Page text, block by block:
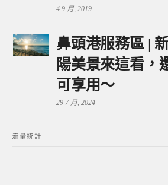
4 9 月, 2019
鼻頭港服務區 |
陽美景來這看，
可享用～
29 7 月, 2024
流量統計